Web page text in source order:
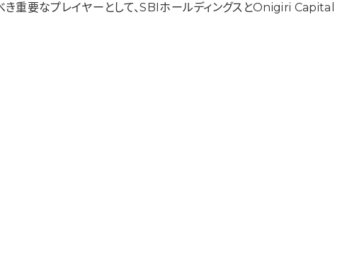
き重要なプレイヤーとして、SBIホールディングスとOnigiri Capital